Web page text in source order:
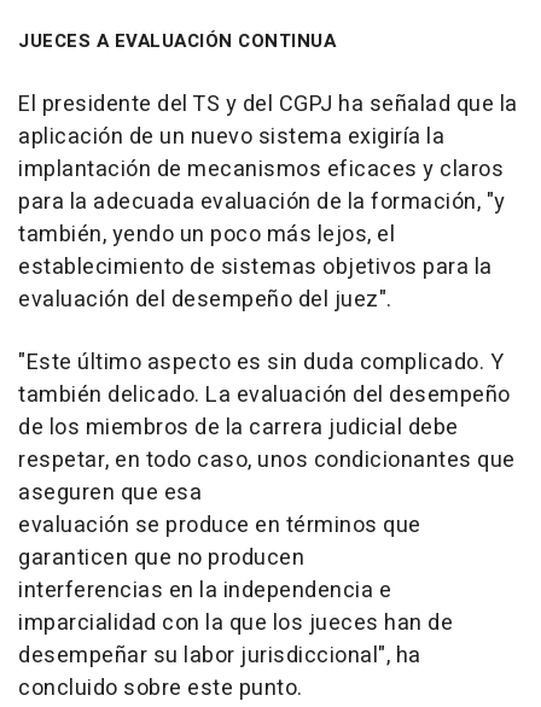
JUECES A EVALUACIÓN CONTINUA
El presidente del TS y del CGPJ ha señalad que la
aplicación de un nuevo sistema exigiría la
implantación de mecanismos eficaces y claros
para la adecuada evaluación de la formación, "y
también, yendo un poco más lejos, el
establecimiento de sistemas objetivos para la
evaluación del desempeño del juez".
"Este último aspecto es sin duda complicado. Y
también delicado. La evaluación del desempeño
de los miembros de la carrera judicial debe
respetar, en todo caso, unos condicionantes que
aseguren que esa
evaluación se produce en términos que
garanticen que no producen
interferencias en la independencia e
imparcialidad con la que los jueces han de
desempeñar su labor jurisdiccional", ha
concluido sobre este punto.